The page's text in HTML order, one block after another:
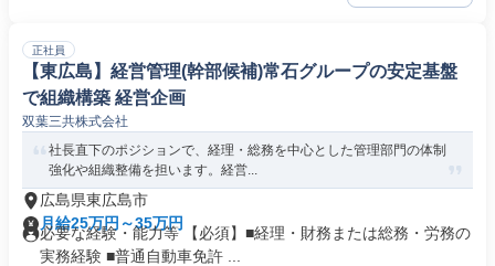
正社員
【東広島】経営管理(幹部候補)常石グループの安定基盤
で組織構築 経営企画
双葉三共株式会社
社長直下のポジションで、経理・総務を中心とした管理部門の体制
強化や組織整備を担います。経営...
広島県東広島市
月給25万円～35万円
必要な経験・能力等 【必須】■経理・財務または総務・労務の
実務経験 ■普通自動車免許 ...